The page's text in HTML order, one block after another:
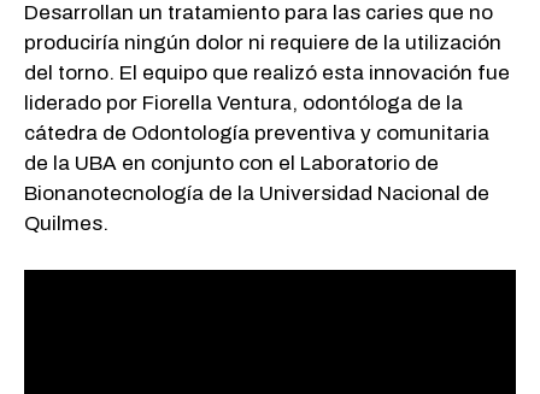
Desarrollan un tratamiento para las caries que no
produciría ningún dolor ni requiere de la utilización
del torno. El equipo que realizó esta innovación fue
liderado por Fiorella Ventura, odontóloga de la
cátedra de Odontología preventiva y comunitaria
de la UBA en conjunto con el Laboratorio de
Bionanotecnología de la Universidad Nacional de
Quilmes.